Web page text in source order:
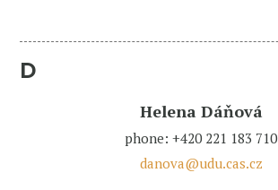
D
Helena Dáňová
phone: +420 221 183 710
danova@udu.cas.cz